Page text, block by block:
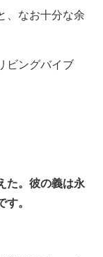
、なお十分な余
ビングバイブ
た。彼の義は永
す。